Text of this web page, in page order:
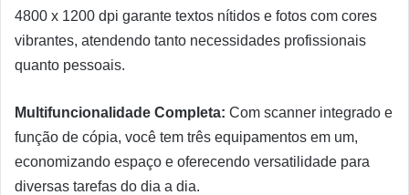
4800 x 1200 dpi garante textos nítidos e fotos com cores
vibrantes, atendendo tanto necessidades profissionais
quanto pessoais.
Multifuncionalidade Completa: Com scanner integrado e
função de cópia, você tem três equipamentos em um,
economizando espaço e oferecendo versatilidade para
diversas tarefas do dia a dia.